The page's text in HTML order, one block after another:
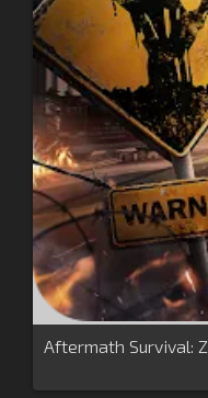
Aftermath Survival: